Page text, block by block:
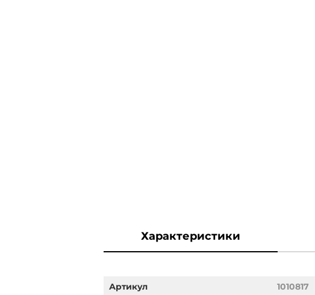
Характеристики
Артикул 1010817